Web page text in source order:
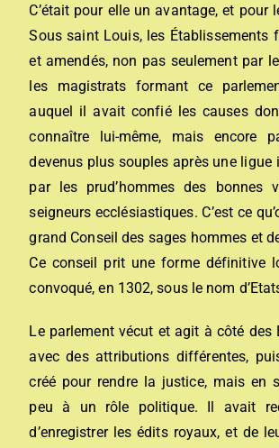
C’était pour elle un avantage, et pour
Sous saint Louis, les Établissements
et amendés, non pas seulement par
les magistrats formant ce
auquel il avait confié les causes
connaître lui-même, mais encore
devenus plus souples après une ligue
par les prud’hommes des bonnes
seigneurs ecclésiastiques. C’est ce
grand Conseil des sages hommes et
Ce conseil prit une forme définitive
convoqué, en 1302, sous le nom
Le parlement vécut et agit à côté des
avec des attributions différentes,
créé pour rendre la justice, mais en
peu à un rôle politique. Il avait
d’enregistrer les édits royaux, et de